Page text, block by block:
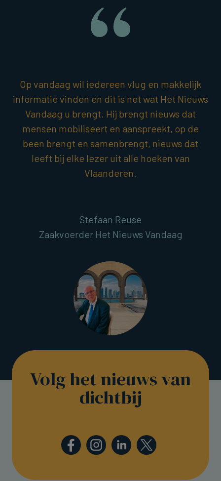
Op vandaag wil iedereen vlug en makkelijk
informatie vinden en dit is net wat Het Nieuws
Vandaag u brengt. Hij brengt nieuws dat
mensen mobiliseert en aanspreekt, op de
been brengt en samenbrengt, nieuws dat
leeft bij elke lezer uit alle hoeken van
Vlaanderen.
Stefaan Reuse
Zaakvoerder Het Nieuws Vandaag
Volg het nieuws van
dichtbij